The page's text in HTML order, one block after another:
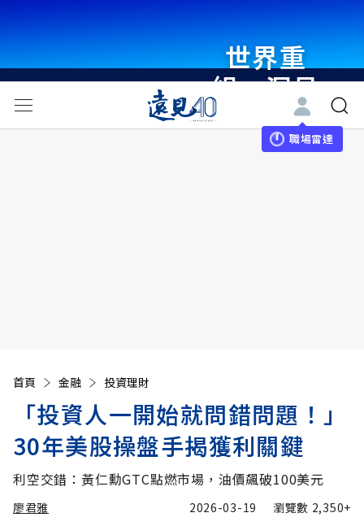
世界重
組・洞見
未來 與
世界領袖
職場雷達
首頁 金融 投資理財
「投資人一開始就問錯問題！」
30年美股操盤手揭獲利關鍵
利空交錯：黃仁勳GTC點燃市場，油價飆破100美元
廖君雅 2026-03-19 瀏覽數 2,350+